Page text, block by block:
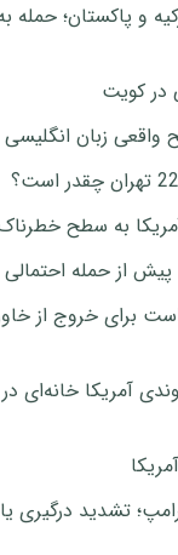
و پاکستان؛
در کویت
زبان انگلیسی
به سطح
از حمله احتمالی
برای خروج از
بمب ۲۰۰۰ پوندی
تشدید درگیری یا